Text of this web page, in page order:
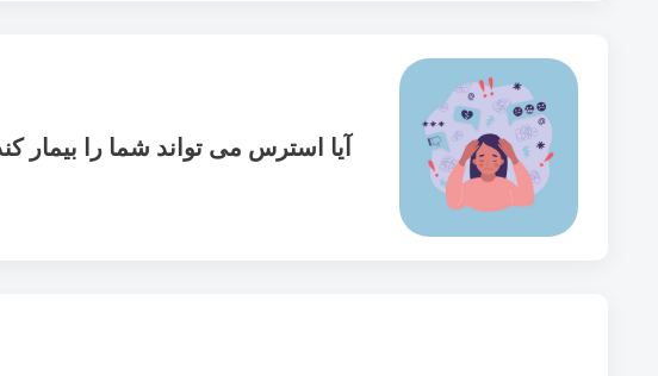
آیا استرس می تواند شما را بیمار